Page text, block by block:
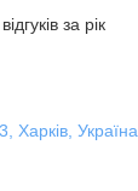
за рік
Харків, Україна